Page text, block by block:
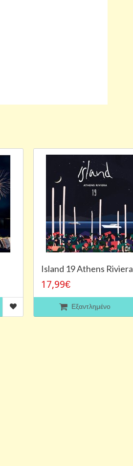
Island 19 Athens Riviera
17,99€
Εξαντλημένο